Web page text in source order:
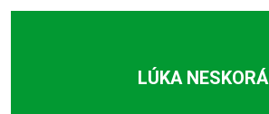
LÚKA NESKORÁ